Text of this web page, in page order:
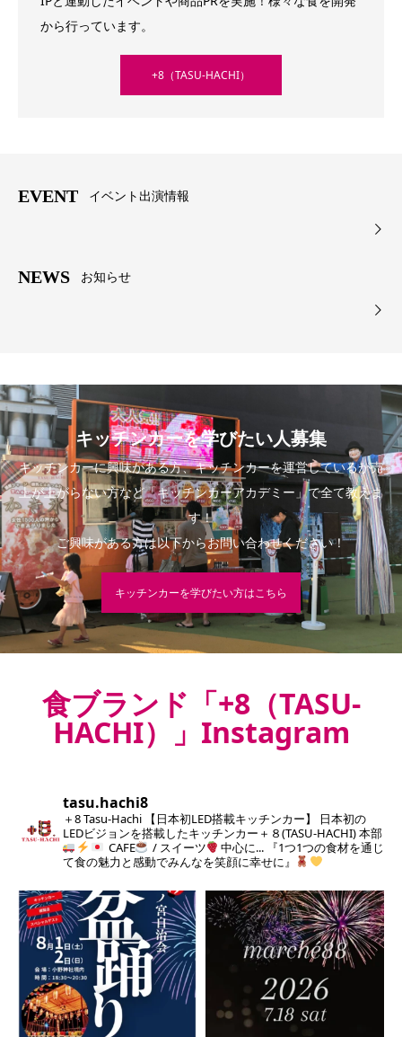
から行っています。
+8（TASU-HACHI）
NEWS お知らせ
EVENT イベント出演情報
キッチンカーを学びたい人募集
キッチンカーに興味がある方、キッチンカーを運営しているが売
上が上がらない方など「キッチンカーアカデミー」で全て教えま
す！
ご興味がある方は以下からお問い合わせください！
キッチンカーを学びたい方はこちら
食ブランド「+8（TASU-
HACHI）」Instagram
tasu.hachi8
＋8 Tasu-Hachi 【日本初LED搭載キッチンカー】 日本初の
LEDビジョンを搭載したキッチンカー＋８(TASU-HACHI) 本部
CAFE
/ スイーツ
中心に... 『1つ1つの食材を通じ
て食の魅力と感動でみんなを笑顔に幸せに』